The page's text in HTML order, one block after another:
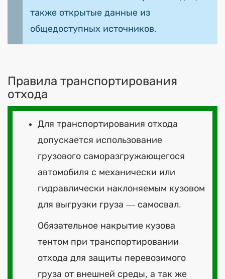
также открытые данные из
общедоступных источников.
Правила транспортирования
отхода
Для транспортирования отхода
допускается использование
грузового саморазгружающегося
автомобиля с механически или
гидравлически наклоняемым кузовом
для выгрузки груза — самосвал.
Обязательное накрытие кузова
тентом при транспортировании
отхода для защиты перевозимого
груза от внешней среды, а так же